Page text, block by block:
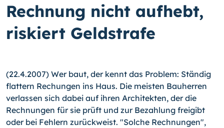
Rechnung nicht aufhebt,
riskiert Geldstrafe
(22.4.2007) Wer baut, der kennt das Problem: Ständig
flattern Rechungen ins Haus. Die meisten Bauherren
verlassen sich dabei auf ihren Architekten, der die
Rechnungen für sie prüft und zur Bezahlung freigibt
oder bei Fehlern zurückweist. "Solche Rechnungen",